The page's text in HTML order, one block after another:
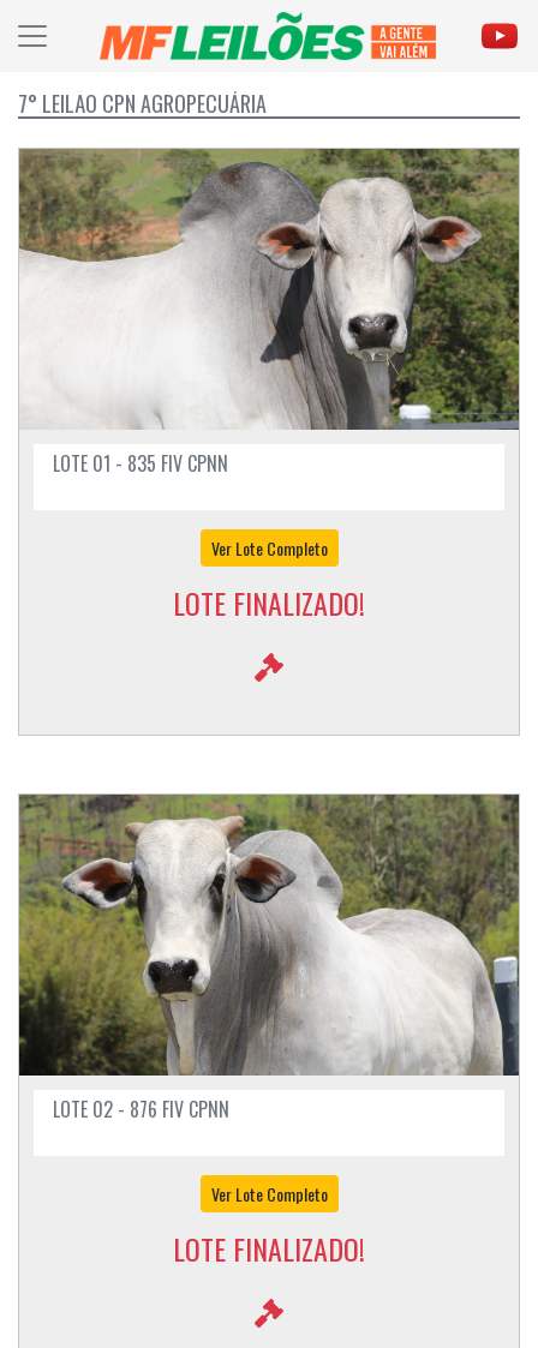
7° LEILÃO CPN AGROPECUÁRIA
LOTE 01 - 835 FIV CPNN
Ver Lote Completo
LOTE FINALIZADO!
LOTE 02 - 876 FIV CPNN
Ver Lote Completo
LOTE FINALIZADO!